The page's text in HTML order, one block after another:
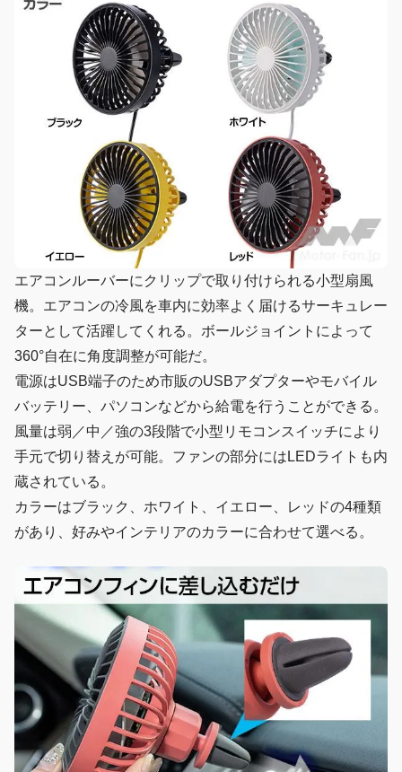
エアコンルーバーにクリップで取り付けられる小型扇風
機。エアコンの冷風を車内に効率よく届けるサーキュレー
ターとして活躍してくれる。ボールジョイントによって
360°自在に角度調整が可能だ。
電源はUSB端子のため市販のUSBアダプターやモバイル
バッテリー、パソコンなどから給電を行うことができる。
風量は弱／中／強の3段階で小型リモコンスイッチにより
手元で切り替えが可能。ファンの部分にはLEDライトも内
蔵されている。
カラーはブラック、ホワイト、イエロー、レッドの4種類
があり、好みやインテリアのカラーに合わせて選べる。